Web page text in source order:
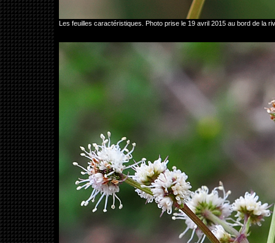
Les feuilles caractéristiques. Photo prise le 19 avril 2015 au bord de la